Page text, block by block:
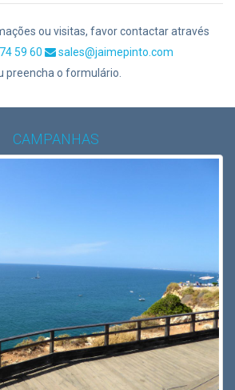
ou visitas, favor contactar através
59 60
sales@jaimepinto.com
preencha o formulário.
CAMPANHAS